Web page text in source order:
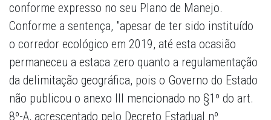
conforme expresso no seu Plano de Manejo.
Conforme a sentença, "apesar de ter sido instituído
o corredor ecológico em 2019, até esta ocasião
permaneceu a estaca zero quanto a regulamentação
da delimitação geográfica, pois o Governo do Estado
não publicou o anexo III mencionado no §1º do art.
8º-A, acrescentado pelo Decreto Estadual nº